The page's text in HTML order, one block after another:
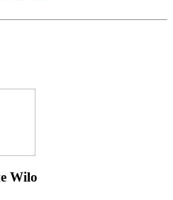
Wilo